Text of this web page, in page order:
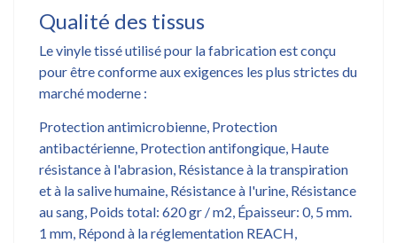
Qualité des tissus
Le vinyle tissé utilisé pour la fabrication est conçu
pour être conforme aux exigences les plus strictes du
marché moderne :
Protection antimicrobienne, Protection
antibactérienne, Protection antifongique, Haute
résistance à l'abrasion, Résistance à la transpiration
et à la salive humaine, Résistance à l'urine, Résistance
au sang, Poids total: 620 gr / m2, Épaisseur: 0, 5 mm.
1 mm, Répond à la réglementation REACH,